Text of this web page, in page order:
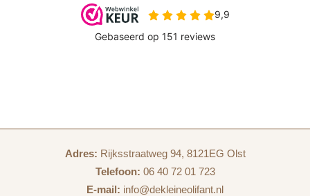
Adres: Rijksstraatweg 94, 8121EG Olst
Telefoon: 06 40 72 01 723
E-mail: info@dekleineolifant.nl